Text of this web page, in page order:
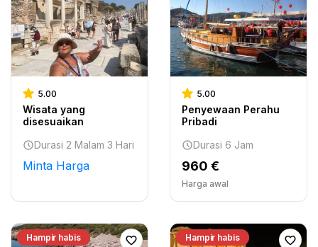
5.00
Wisata yang
disesuaikan
Durasi 2 Malam 3 Hari
Minta Harga
5.00
Penyewaan Perahu
Pribadi
Durasi 6 Jam
960 €
Harga awal
Hampir habis Hampir habis